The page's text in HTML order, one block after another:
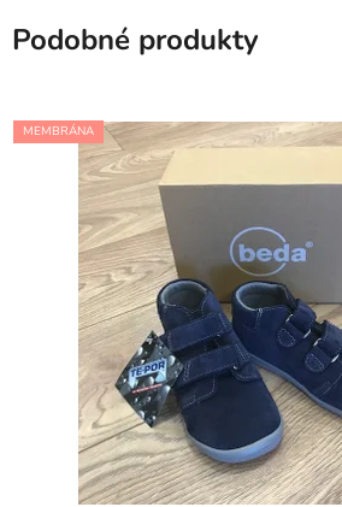
Podobné produkty
MEMBRÁNA